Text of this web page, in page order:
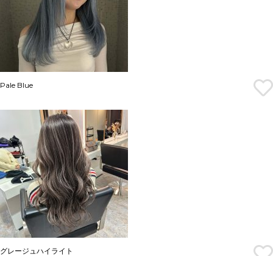
Pale Blue
グレージュハイライト